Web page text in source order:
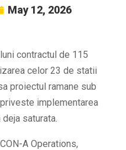
May 12, 2026
contractul de 115
celor 23 de statii
proiectul ramane sub
implementarea
saturata.
A Operations,